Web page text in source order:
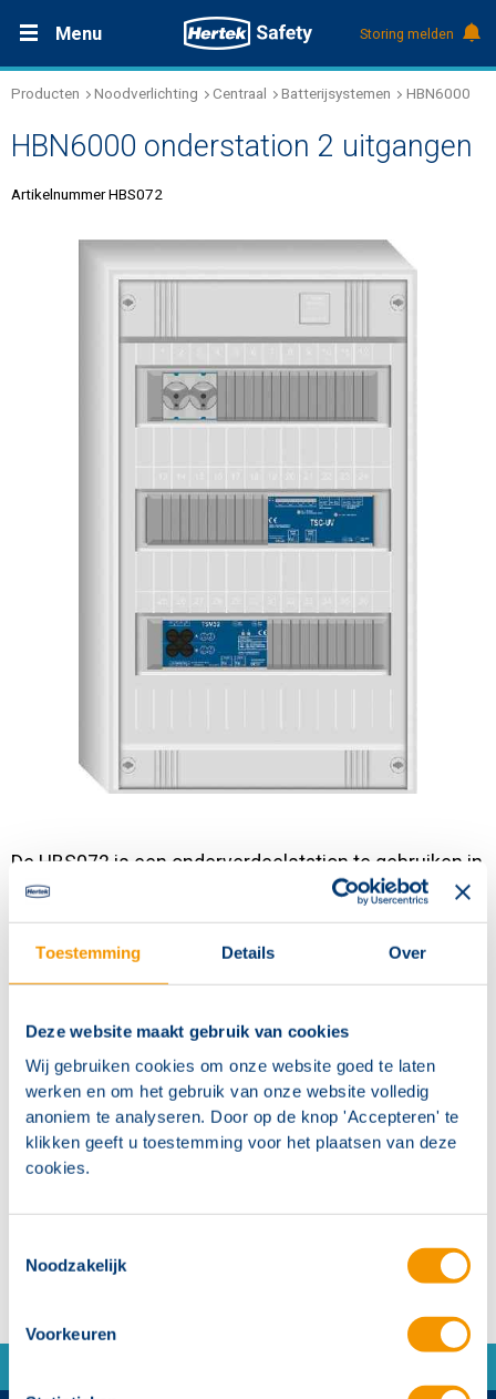
Toestemming Details Over
Deze website maakt gebruik van cookies
Wij gebruiken cookies om onze website goed te laten
werken en om het gebruik van onze website volledig
anoniem te analyseren. Door op de knop 'Accepteren' te
klikken geeft u toestemming voor het plaatsen van deze
cookies.
Noodzakelijk
Voorkeuren
Menu
Oplossingen
Service & Onderhoud
Storing melden
Productdocumentatie (DMS)
+31 (0)495 584111
Producten Noodverlichting Centraal Batterijsystemen HBN6000
HBN6000 onderstation 2 uitgangen
Artikelnummer HBS072
De HBS072 is een onderverdeelstation te gebruiken in
combinatie met het intelligent batterijsysteem
(HBN6000) met een maximaal vermogen van 1.300
watt. Voor wand montage inclusief 1 onderstation
uitgangsmodules (2 eindgroepen per module).
plaatsing onderstation in brandcompartiment
Centraal gevoed vanuit het intelligente
batterijsysteem